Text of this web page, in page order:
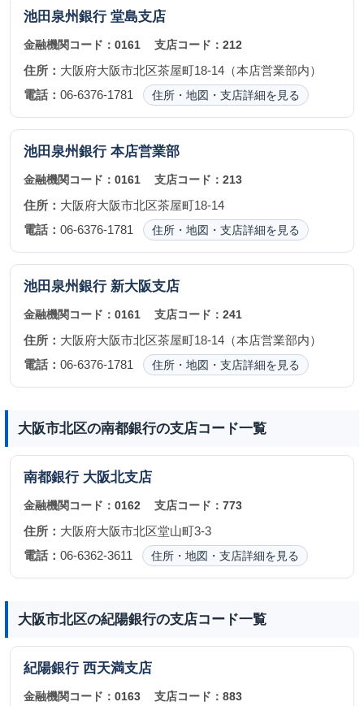
池田泉州銀行 堂島支店
金融機関コード： 0161 支店コード：212
住所： 大阪府大阪市北区茶屋町18-14（本店営業部内）
電話： 06-6376-1781 住所・地図・支店詳細を見る
池田泉州銀行 本店営業部
金融機関コード： 0161 支店コード：213
住所： 大阪府大阪市北区茶屋町18-14
電話： 06-6376-1781 住所・地図・支店詳細を見る
池田泉州銀行 新大阪支店
金融機関コード： 0161 支店コード：241
住所： 大阪府大阪市北区茶屋町18-14（本店営業部内）
電話： 06-6376-1781 住所・地図・支店詳細を見る
大阪市北区の南都銀行の支店コード一覧
南都銀行 大阪北支店
金融機関コード： 0162 支店コード：773
住所： 大阪府大阪市北区堂山町3-3
電話： 06-6362-3611 住所・地図・支店詳細を見る
大阪市北区の紀陽銀行の支店コード一覧
紀陽銀行 西天満支店
金融機関コード： 0163 支店コード：883